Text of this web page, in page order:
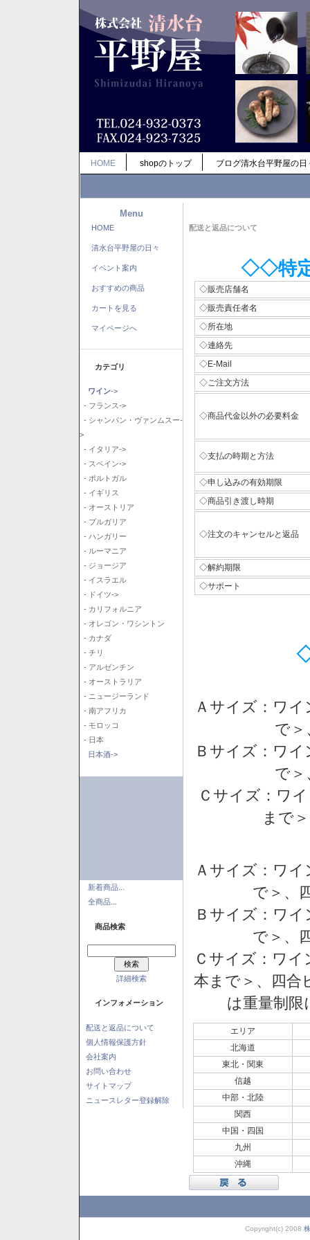
HOME shopのトップ ブログ清水台平野屋の日
Menu
HOME
清水台平野屋の日々
イベント案内
おすすめの商品
カートを見る
マイページへ
カテゴリ
ワイン->
- フランス->
- シャンパン・ヴァンムスー-
>
- イタリア->
- スペイン->
- ポルトガル
- イギリス
- オーストリア
- ブルガリア
- ハンガリー
- ルーマニア
- ジョージア
- イスラエル
- ドイツ->
- カリフォルニア
- オレゴン・ワシントン
- カナダ
- チリ
- アルゼンチン
- オーストラリア
- ニュージーランド
- 南アフリカ
- モロッコ
- 日本
日本酒->
新着商品...
全商品...
商品検索
詳細検索
インフォメーション
配送と返品について
個人情報保護方針
会社案内
お問い合わせ
サイトマップ
ニュースレター登録解除
配送と返品について
◇◇特
◇販売店舗名
◇販売責任者名
◇所在地
◇連絡先
◇E-Mail
◇ご注文方法
◇商品代金以外の必要料金
◇支払の時期と方法
◇申し込みの有効期限
◇商品引き渡し時期
◇注文のキャンセルと返品
◇解約期限
◇サポート
Ａサイズ：ワ
で
Ｂサイズ：ワ
で
Ｃサイズ：ワ
まで
Ａサイズ：ワ
で＞、
Ｂサイズ：ワ
で＞、
Ｃサイズ：ワイ
本まで＞、四
は重量制
エリア
北海道
東北・関東
信越
中部・北陸
関西
中国・四国
九州
沖縄
Copyright(c) 2008